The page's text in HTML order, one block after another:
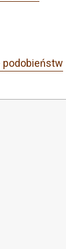
podobieństw